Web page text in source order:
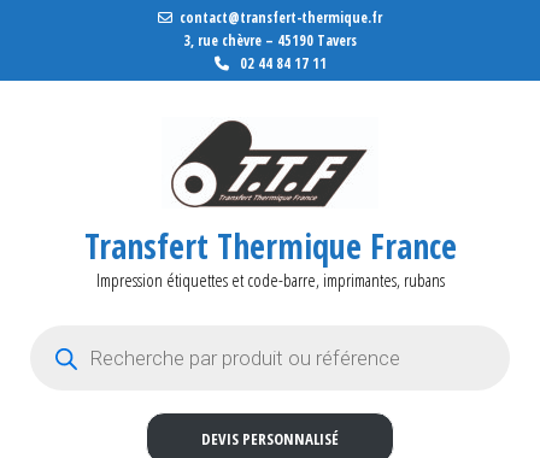
contact@transfert-thermique.fr
3, rue chèvre – 45190 Tavers
02 44 84 17 11
Transfert Thermique France
Impression étiquettes et code-barre, imprimantes, rubans
DEVIS PERSONNALISÉ